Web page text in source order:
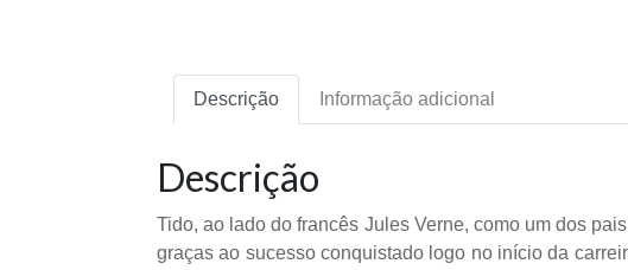
Descrição Informação adicional
Descrição
Tido, ao lado do francês Jules Verne, como um dos
graças ao sucesso conquistado logo no início da